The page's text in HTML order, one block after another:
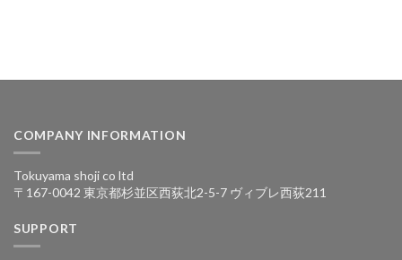
COMPANY INFORMATION
Tokuyama shoji co ltd
〒167-0042 東京都杉並区西荻北2-5-7 ヴィブレ西荻211
SUPPORT